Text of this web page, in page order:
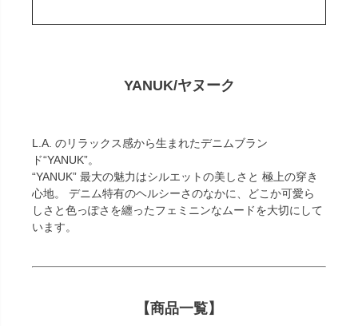
YANUK/ヤヌーク
L.A. のリラックス感から生まれたデニムブラン
ド“YANUK”。
“YANUK” 最大の魅力はシルエットの美しさと 極上の穿き
心地。 デニム特有のヘルシーさのなかに、どこか可愛ら
しさと色っぽさを纏ったフェミニンなムードを大切にして
います。
【商品一覧】